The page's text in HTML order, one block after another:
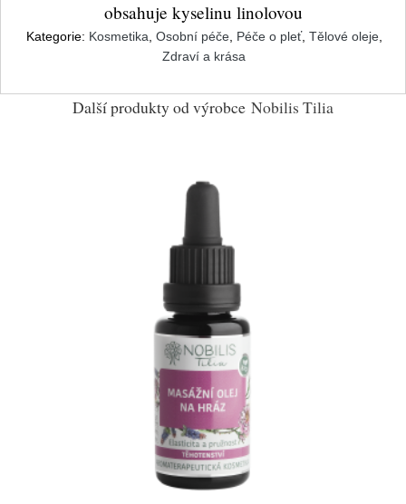
obsahuje kyselinu linolovou
Kategorie: Kosmetika Osobní péče, Péče o pleť, Tělové oleje,
Zdraví a krása
Další produkty od výrobce Nobilis Tilia